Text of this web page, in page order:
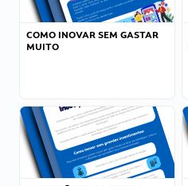
COMO INOVAR SEM GASTAR
MUITO